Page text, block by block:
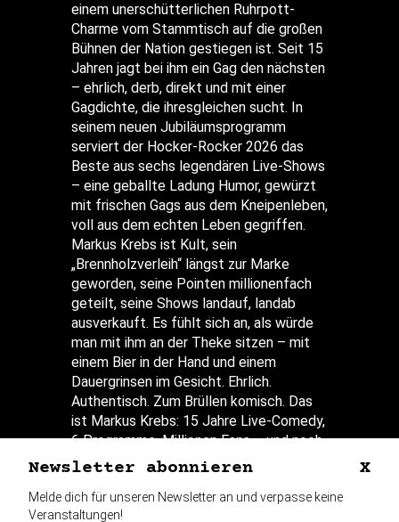
einem unerschütterlichen Ruhrpott-
Charme vom Stammtisch auf die großen
Bühnen der Nation gestiegen ist. Seit 15
Jahren jagt bei ihm ein Gag den nächsten
– ehrlich, derb, direkt und mit einer
Gagdichte, die ihresgleichen sucht. In
seinem neuen Jubiläumsprogramm
serviert der Hocker-Rocker 2026 das
Beste aus sechs legendären Live-Shows
– eine geballte Ladung Humor, gewürzt
mit frischen Gags aus dem Kneipenleben,
voll aus dem echten Leben gegriffen.
Markus Krebs ist Kult, sein
„Brennholzverleih“ längst zur Marke
geworden, seine Pointen millionenfach
geteilt, seine Shows landauf, landab
ausverkauft. Es fühlt sich an, als würde
man mit ihm an der Theke sitzen – mit
einem Bier in der Hand und einem
Dauergrinsen im Gesicht. Ehrlich.
Authentisch. Zum Brüllen komisch. Das
ist Markus Krebs: 15 Jahre Live-Comedy,
6 Programme, Millionen Fans – und noch
lange kein Ende in Sicht.
Newsletter abonnieren X
Melde dich für unseren Newsletter an und verpasse keine
Veranstaltungen!